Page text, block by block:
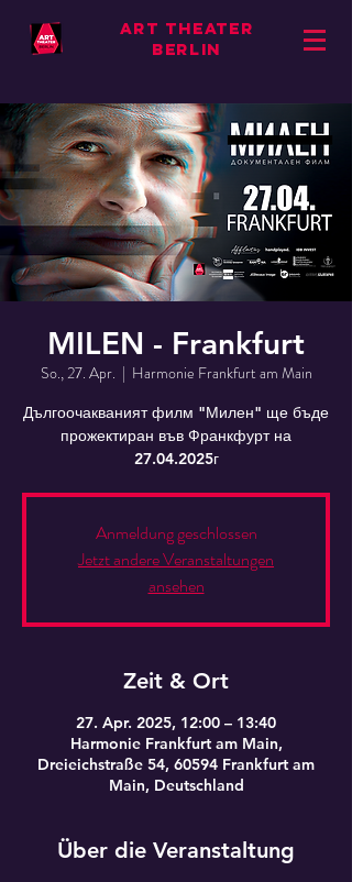
ART THEATER
BERLIN
MILEN - Frankfurt
So., 27. Apr.
  |
Harmonie Frankfurt am Main
Дългоочакваният филм "Милен" ще бъде
прожектиран във Франкфурт на
27.04.2025г
Anmeldung geschlossen
Jetzt andere Veranstaltungen
ansehen
Zeit & Ort
27. Apr. 2025, 12:00 – 13:40
Harmonie Frankfurt am Main,
Dreieichstraße 54, 60594 Frankfurt am
Main, Deutschland
Über die Veranstaltung